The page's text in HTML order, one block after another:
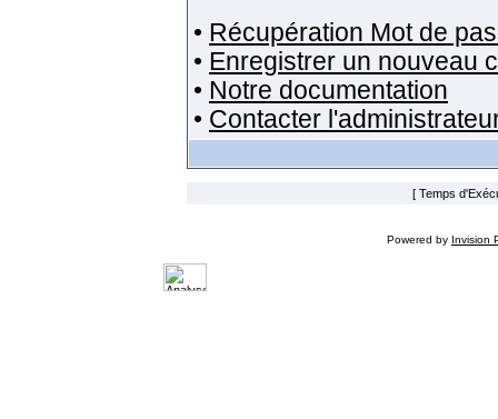
• Récupération Mot de
• Enregistrer un nouveau
• Notre documentation
• Contacter
[ Temps
Powered by Invision